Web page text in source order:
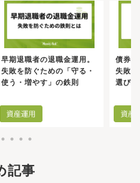
投資を行うよ
が旧制度と比
、無理をして
ん。余裕があ
枠を併用しま
投資枠では購
、つみたて投
でリスク度合
い銘柄が多
積立投資か
みたいとい
以下の3点で
。口座開設
いえるでしょ
税保有限度額が
と、年間投資
せず気軽に投
なるといえま
べき銘柄も、
、そのまま塩
ことはメリ
として、回
品を短い期
枠は戻らな
るを得ませ
な資金」を動
ことに特有の
インターネッ
できる投資情
い流行りの情
らないうちに
偏った運用を
たポートフ
大きく変動
ていると、
継続するた
下落であれ
に万一のこ
保険金を受け
保険は、資産
多いです。
ら積立金をも
保険です。公
加入する私的
りたい方
さい。個人
ドルや豪ド
貨預金で得
枠で指定さ
ることも可能
・分散」の3つ
のポイントを
い人は成長投
つみたて投資
もよいかも
の紹介と、ど
るかについ
う人は相談
は我々IFAの
早期退職者の退職金運用。
失敗を防ぐための「守る・
使う・増やす」の鉄則
債券
失敗
選び
記事